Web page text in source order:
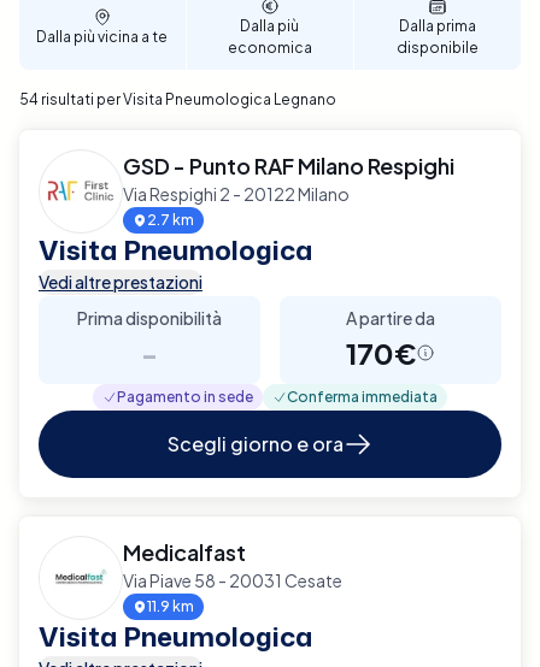
Dalla più vicina a te
Dalla più
economica
Dalla prima
disponibile
54 risultati per Visita Pneumologica Legnano
GSD - Punto RAF Milano Respighi
Via Respighi 2 - 20122 Milano
2.7 km
Visita Pneumologica
Vedi altre prestazioni
Prima disponibilità
-
A partire da
170€
Pagamento in sede Conferma immediata
Scegli giorno e ora
Medicalfast
Via Piave 58 - 20031 Cesate
11.9 km
Visita Pneumologica